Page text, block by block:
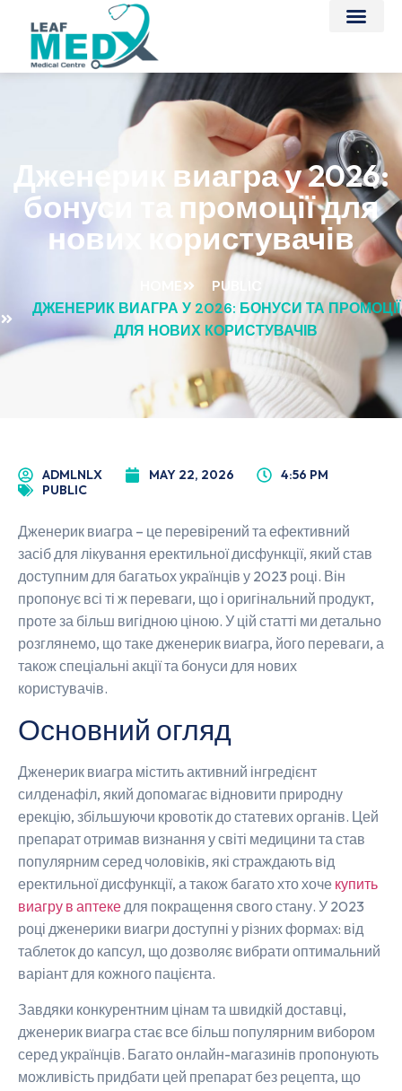
Дженерик виагра у 2026:
бонуси та промоції для
нових користувачів
HOME
PUBLIC
ДЖЕНЕРИК ВИАГРА У 2026: БОНУСИ ТА ПРОМОЦІЇ
ДЛЯ НОВИХ КОРИСТУВАЧІВ
ADMLNLX MAY 22, 2026
4:56 PM
PUBLIC
Дженерик виагра – це перевірений та ефективний
засіб для лікування еректильної дисфункції, який став
доступним для багатьох українців у 2023 році. Він
пропонує всі ті ж переваги, що і оригінальний продукт,
проте за більш вигідною ціною. У цій статті ми детально
розглянемо, що таке дженерик виагра, його переваги, а
також спеціальні акції та бонуси для нових
користувачів.
Основний огляд
Дженерик виагра містить активний інгредієнт
силденафіл, який допомагає відновити природну
ерекцію, збільшуючи кровотік до статевих органів. Цей
препарат отримав визнання у світі медицини та став
популярним серед чоловіків, які страждають від
еректильної дисфункції, а також багато хто хоче купить
виагру в аптекедля покращення свого стану. У 2023
році дженерики виагри доступні у різних формах: від
таблеток до капсул, що дозволяє вибрати оптимальний
варіант для кожного пацієнта.
Завдяки конкурентним цінам та швидкій доставці,
дженерик виагра стає все більш популярним вибором
серед українців. Багато онлайн-магазинів пропонують
можливість придбати цей препарат без рецепта, що